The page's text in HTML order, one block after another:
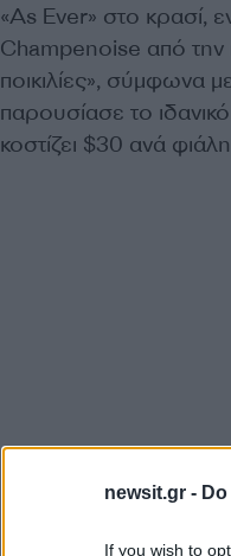
newsit.gr -
If you wish to
«As Ever» στο
Champenoise από την
ποικιλίες», σύμφωνα
παρουσίασε το
κοστίζει $30 ανά